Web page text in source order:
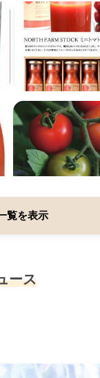
覧を表示
ース